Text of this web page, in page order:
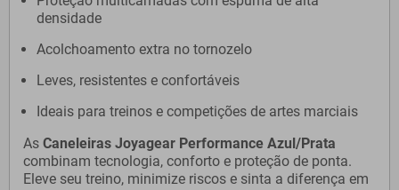
densidade
Acolchoamento extra no tornozelo
Leves, resistentes e confortáveis
Ideais para treinos e competições de artes marciais
As Caneleiras Joyagear Performance Azul/Prata
combinam tecnologia, conforto e proteção de ponta.
Eleve seu treino, minimize riscos e sinta a diferença em